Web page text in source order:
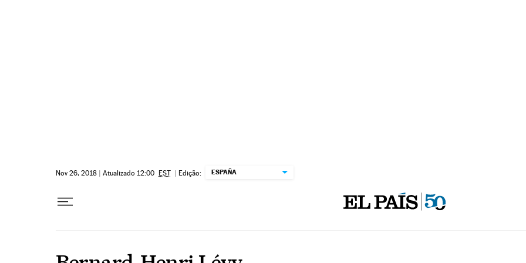
Nov 26, 2018 | Atualizado 12:00 EST | Edição: ESPAÑA